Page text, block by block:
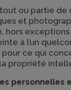
ou partie
et
hors
à l’un
ce qui
la propriété
personnelles